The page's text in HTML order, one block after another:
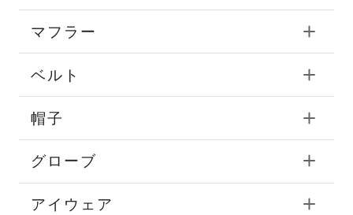
マフラー
ベルト
帽子
グローブ
アイウェア